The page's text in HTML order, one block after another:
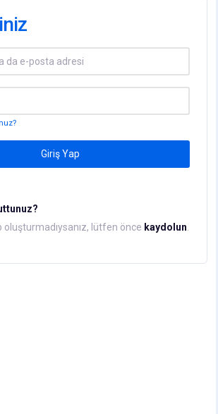
Giriş Yap
oluşturmadıysanız, lütfen önce kaydolun